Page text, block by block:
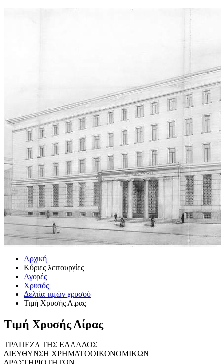
Αρχική
Κύριες λειτουργίες
Αγορές
Χρυσός
Δελτία τιμών χρυσού
Τιμή Χρυσής Λίρας
Τιμή Χρυσής Λίρας
ΤΡΑΠΕΖΑ ΤΗΣ ΕΛΛΑΔΟΣ
ΔΙΕΥΘΥΝΣΗ ΧΡΗΜΑΤΟΟΙΚΟΝΟΜΙΚΩΝ